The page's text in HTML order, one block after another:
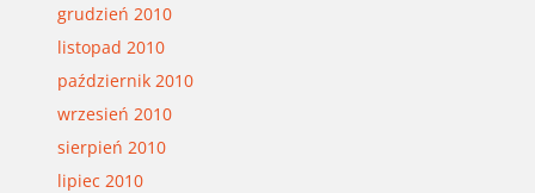
grudzień 2010
listopad 2010
październik 2010
wrzesień 2010
sierpień 2010
lipiec 2010